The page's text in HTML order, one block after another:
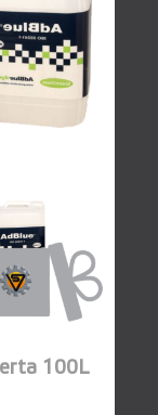
100L